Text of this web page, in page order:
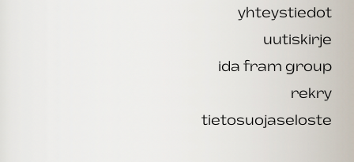
yhteystiedot
uutiskirje
ida fram group
rekry
tietosuojaseloste